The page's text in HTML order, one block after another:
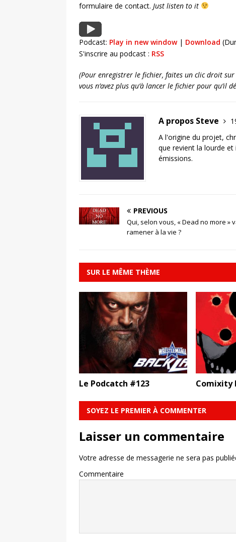
formulaire de contact. Just listen to it
Podcast: Play in new window| Download
S'inscrire au podcast : RSS
(Pour enregistrer le fichier, faites un clic droit
vous n’avez plus qu’à lancer le fichier pour
A propos Steve
A l'origine du projet,
que revient la lourde
émissions.
PREVIOUS
Qui, selon vous, « Dead no more »
ramener à la vie ?
SUR LE MÊME THÈME
Le Podcatch #123 Comixity
SOYEZ LE PREMIER À COMMENTER
Laisser un commentaire
Votre adresse de messagerie ne sera pas
Commentaire